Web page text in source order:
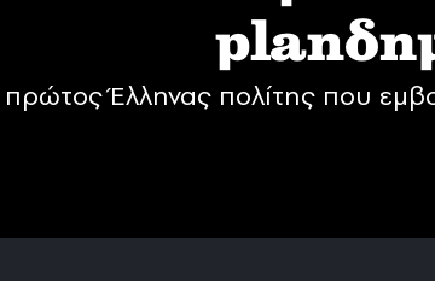
Έλληνας πολίτης που